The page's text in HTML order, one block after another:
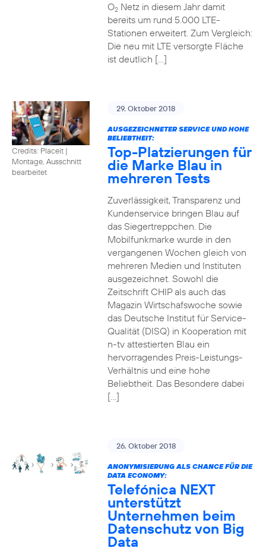
O2Netz in diesem Jahr damit
bereits um rund 5.000 LTE-
Stationen erweitert. Zum Vergleich:
Die neu mit LTE versorgte Fläche
ist deutlich […]
Credits: Placeit |
Montage, Ausschnitt
bearbeitet
29. Oktober 2018
AUSGEZEICHNETER SERVICE UND HOHE
BELIEBTHEIT:
Top-Platzierungen für
die Marke Blau in
mehreren Tests
Zuverlässigkeit, Transparenz und
Kundenservice bringen Blau auf
das Siegertreppchen. Die
Mobilfunkmarke wurde in den
vergangenen Wochen gleich von
mehreren Medien und Instituten
ausgezeichnet. Sowohl die
Zeitschrift CHIP als auch das
Magazin Wirtschafswoche sowie
das Deutsche Institut für Service-
Qualität (DISQ) in Kooperation mit
n-tv attestierten Blau ein
hervorragendes Preis-Leistungs-
Verhältnis und eine hohe
Beliebtheit. Das Besondere dabei
[…]
26. Oktober 2018
ANONYMISIERUNG ALS CHANCE FÜR DIE
DATA ECONOMY:
Telefónica NEXT
unterstützt
Unternehmen beim
Datenschutz von Big
Data